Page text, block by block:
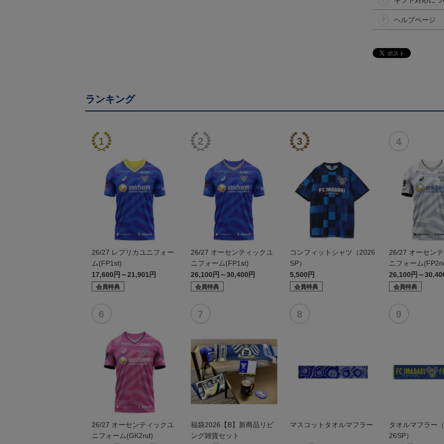
ヘルプページ
ランキング
26/27 レプリカユニフォー
ム(FP1st)
17,600円～21,901円
会員特典
26/27 オーセンティックユ
ニフォーム(FP1st)
26,100円～30,400円
会員特典
コンフィットシャツ（2026
SP）
5,500円
会員特典
26/27 オーセン
ニフォーム
26,100円～
会員特典
26/27 オーセンティックユ
ニフォーム(GK2nd)
福袋2026【B】新商品リビ
ング雑貨セット
マスコットタオルマフラー
タオルマフラー
26SP）